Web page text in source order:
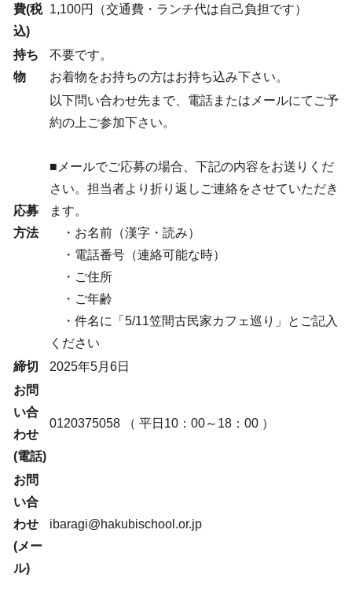
費(税
込)
1,100円（交通費・ランチ代は自己負担です）
持ち
物
不要です。
お着物をお持ちの方はお持ち込み下さい。
応募
方法
以下問い合わせ先まで、電話またはメールにてご予
約の上ご参加下さい。
■メールでご応募の場合、下記の内容をお送りくだ
さい。担当者より折り返しご連絡をさせていただき
ます。
・お名前（漢字・読み）
・電話番号（連絡可能な時）
・ご住所
・ご年齢
・件名に「5/11笠間古民家カフェ巡り」とご記入
ください
締切
2025年5月6日
お問
い合
わせ
(電話)
0120375058 （ 平日10：00～18：00 ）
お問
い合
わせ
(メー
ル)
ibaragi@hakubischool.or.jp